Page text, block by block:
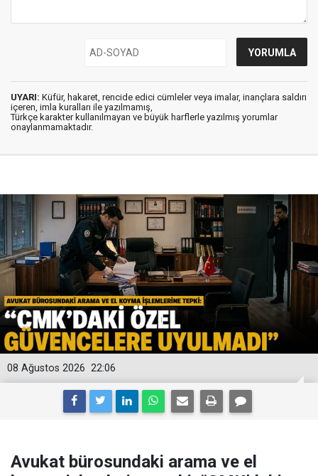
UYARI: Küfür, hakaret, rencide edici cümleler veya imalar, inançlara saldırı
içeren, imla kuralları ile yazılmamış,
Türkçe karakter kullanılmayan ve büyük harflerle yazılmış yorumlar
onaylanmamaktadır.
22:06
08 Ağustos 2026
Avukat bürosundaki arama ve el